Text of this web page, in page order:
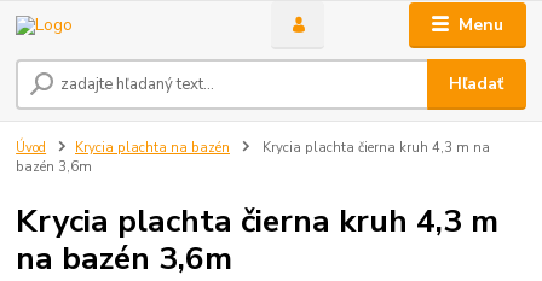
Menu
Hľadať
Úvod Krycia plachta na bazén
Krycia plachta čierna kruh 4,3 m na
bazén 3,6m
Krycia plachta čierna kruh 4,3 m
na bazén 3,6m